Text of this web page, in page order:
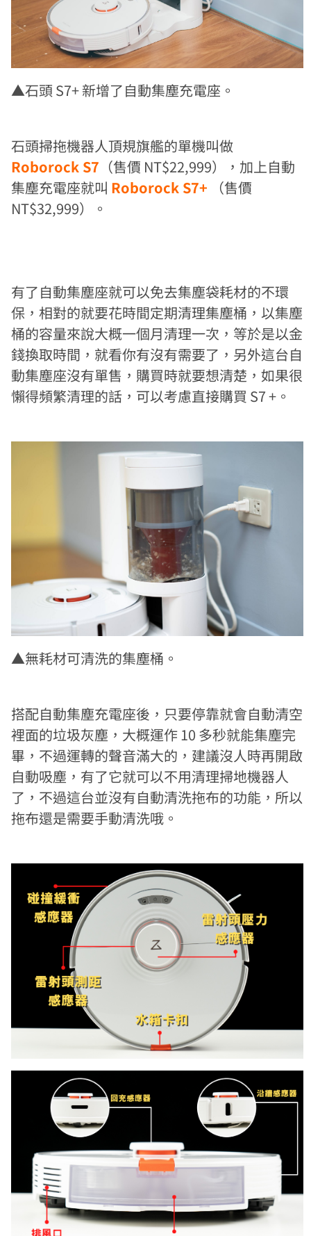
▲石頭 S7+ 新增了自動集塵充電座。
石頭掃拖機器人頂規旗艦的單機叫做
Roborock S7 （售價 NT$22,999），加上自動
集塵充電座就叫 Roborock S7+ （售價
NT$32,999）。
有了自動集塵座就可以免去集塵袋耗材的不環
保，相對的就要花時間定期清理集塵桶，以集塵
桶的容量來說大概一個月清理一次，等於是以金
錢換取時間，就看你有沒有需要了，另外這台自
動集塵座沒有單售，購買時就要想清楚，如果很
懶得頻繁清理的話，可以考慮直接購買 S7 +。
▲無耗材可清洗的集塵桶。
搭配自動集塵充電座後，只要停靠就會自動清空
裡面的垃圾灰塵，大概運作 10 多秒就能集塵完
畢，不過運轉的聲音滿大的，建議沒人時再開啟
自動吸塵，有了它就可以不用清理掃地機器人
了，不過這台並沒有自動清洗拖布的功能，所以
拖布還是需要手動清洗哦。